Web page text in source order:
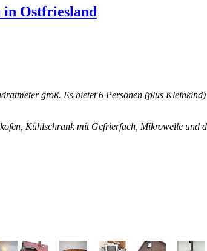
in Ostfriesland
groß. Es bietet 6 Personen (plus
Kühlschrank mit Gefrierfach, Mikrowelle und